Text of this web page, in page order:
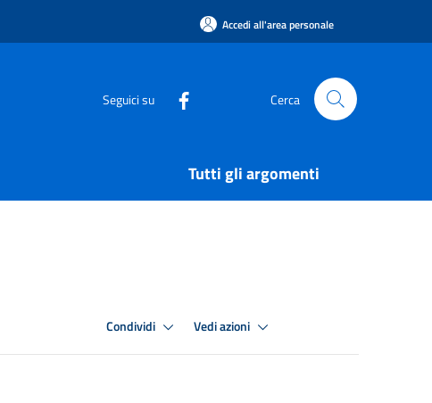
Accedi all'area personale
Seguici su Cerca
Tutti gli argomenti
Condividi Vedi azioni